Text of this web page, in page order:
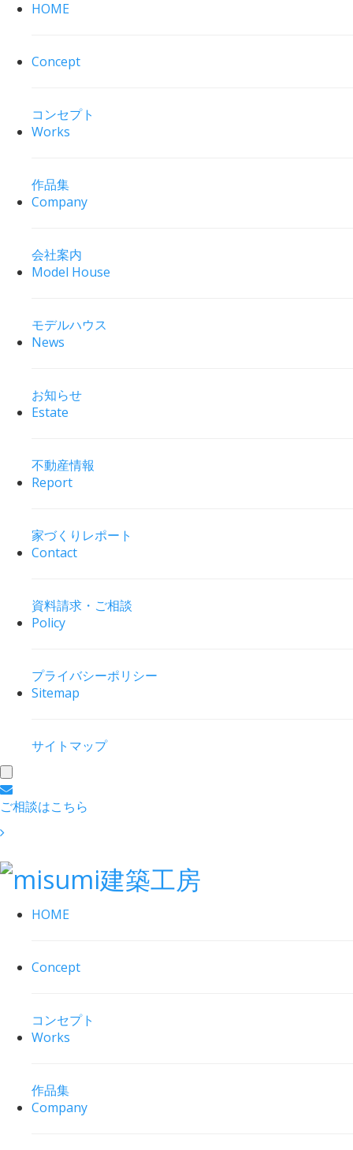
HOME
Concept
コンセプト
Works
作品集
Company
会社案内
Model House
モデルハウス
News
お知らせ
Estate
不動産情報
Report
家づくりレポート
Contact
資料請求・ご相談
Policy
プライバシーポリシー
Sitemap
サイトマップ
toggle
navigation
ご相談はこちら
HOME
Concept
コンセプト
Works
作品集
Company